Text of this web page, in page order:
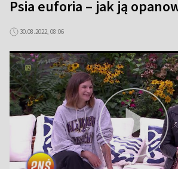
Psia euforia – jak ją
30.08.2022, 08:06